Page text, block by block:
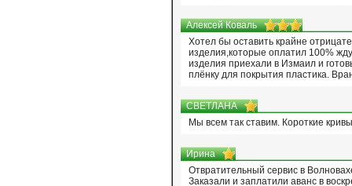
Алексей Коваль
Хотел бы оставить крайне
изделия,которые оплатил 100%
изделия приехали в Измаил и
плёнку для покрытия пластика.
СВЕТЛАНА
Мы всем так ставим. Короткие
Ирина
Отвратительный сервис в
Заказали и заплатили аванс в